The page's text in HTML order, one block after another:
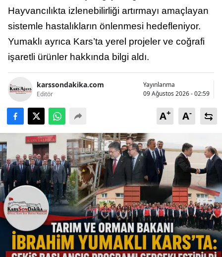
Zonguldak
Karaman
Kırıkkale
Batman
Şırnak
Bartın
Ardahan
Iğdır
Yalova
Hayvancılıkta izlenebilirliği artırmayı amaçlayan
sistemle hastalıkların önlenmesi hedefleniyor.
Yumaklı ayrıca Kars’ta yerel projeler ve coğrafi
işaretli ürünler hakkında bilgi aldı.
karssondakika.com
Editör
Yayınlanma
09 Ağustos 2026 - 02:59
A+ A-